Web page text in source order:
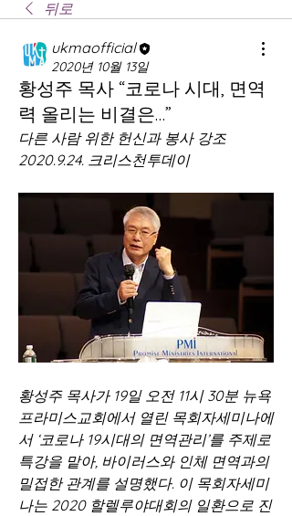
뒤로
ukmaofficial
2020년 10월 13일
황성주 목사 “코로나 시대, 면역
력 올리는 비결은…”
다른 사람 위한 헌신과 봉사 강조
2020.9.24. 크리스천투데이
황성주 목사가 19일 오전 11시 30분 뉴욕
프라미스교회에서 열린 목회자세미나에
서 ‘코로나 19시대의 면역관리’를 주제로
특강을 맡아, 바이러스와 인체 면역과의
밀접한 관계를 설명했다. 이 목회자세미
나는 2020 할렐루야대회의 일환으로 진